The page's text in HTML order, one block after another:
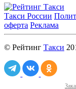
Такси России
оферта Реклама
© Рейтинг Такси